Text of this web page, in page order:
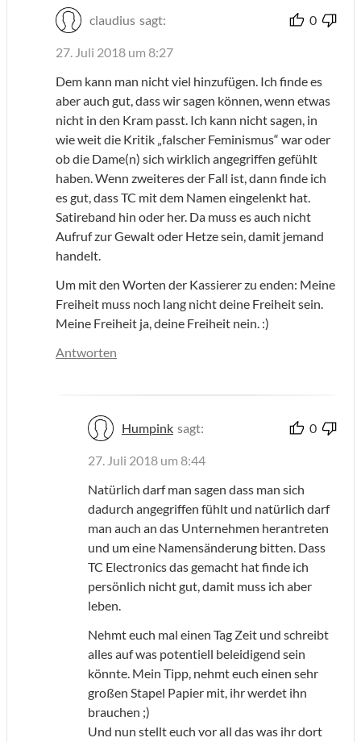
claudius sagt: 0
27. Juli 2018 um 8:27
Dem kann man nicht viel hinzufügen. Ich finde es
aber auch gut, dass wir sagen können, wenn etwas
nicht in den Kram passt. Ich kann nicht sagen, in
wie weit die Kritik „falscher Feminismus“ war oder
ob die Dame(n) sich wirklich angegriffen gefühlt
haben. Wenn zweiteres der Fall ist, dann finde ich
es gut, dass TC mit dem Namen eingelenkt hat.
Satireband hin oder her. Da muss es auch nicht
Aufruf zur Gewalt oder Hetze sein, damit jemand
handelt.
Um mit den Worten der Kassierer zu enden: Meine
Freiheit muss noch lang nicht deine Freiheit sein.
Meine Freiheit ja, deine Freiheit nein. :)
Antworten
Humpink sagt: 0
27. Juli 2018 um 8:44
Natürlich darf man sagen dass man sich
dadurch angegriffen fühlt und natürlich darf
man auch an das Unternehmen herantreten
und um eine Namensänderung bitten. Dass
TC Electronics das gemacht hat finde ich
persönlich nicht gut, damit muss ich aber
leben.
Nehmt euch mal einen Tag Zeit und schreibt
alles auf was potentiell beleidigend sein
könnte. Mein Tipp, nehmt euch einen sehr
großen Stapel Papier mit, ihr werdet ihn
brauchen ;)
Und nun stellt euch vor all das was ihr dort